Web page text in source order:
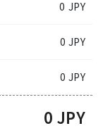
0 JPY
0 JPY
0 JPY
0 JPY